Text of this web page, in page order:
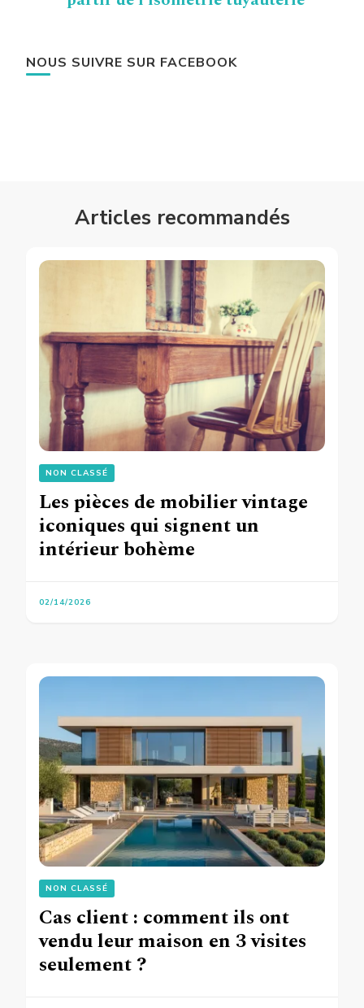
NOUS SUIVRE SUR FACEBOOK
Articles recommandés
NON CLASSÉ
Les pièces de mobilier vintage
iconiques qui signent un
intérieur bohème
02/14/2026
NON CLASSÉ
Cas client : comment ils ont
vendu leur maison en 3 visites
seulement ?